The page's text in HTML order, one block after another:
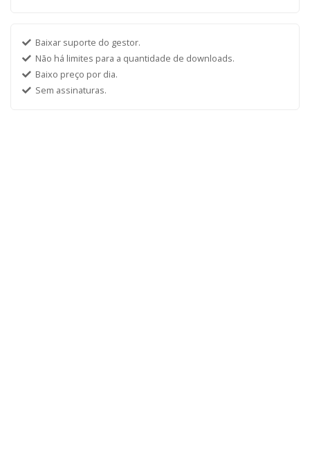
Baixar suporte do gestor.
Não há limites para a quantidade de downloads.
Baixo preço por dia.
Sem assinaturas.